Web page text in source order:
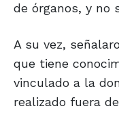
de órganos, y no
A su vez,
que tiene
vinculado a la
realizado fuera